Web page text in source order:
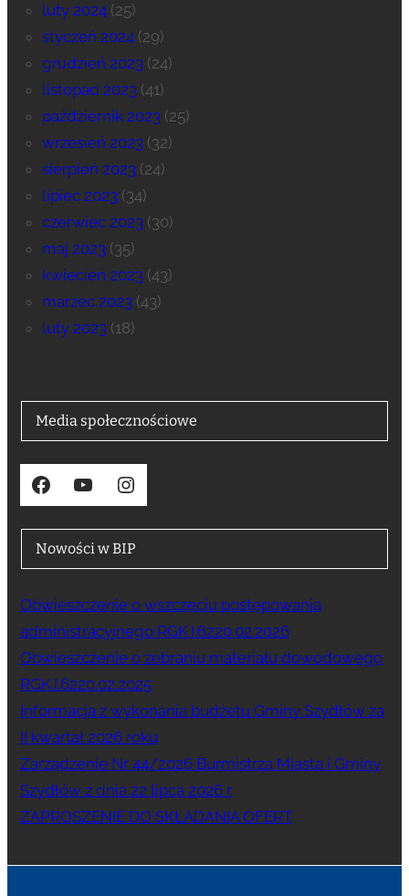
luty 2024(25)
styczeń 2024(29)
grudzień 2023 (24)
listopad 2023 (41)
październik 2023 (25)
wrzesień 2023 (32)
sierpień 2023 (24)
lipiec 2023 (34)
czerwiec 2023 (30)
maj 2023 (35)
kwiecień 2023 (43)
marzec 2023 (43)
luty 2023 (18)
Media społecznościowe
Facebook YouTube Instagram
Nowości w BIP
Obwieszczenie o wszczęciu postępowania
administracyjnego RGK.I.6220.02.2026
Obwieszczenie o zebraniu materiału dowodowego
RGK.I.6220.02.2025
Informacja z wykonania budżetu Gminy Szydłów za
II kwartał 2026 roku
Zarządzenie Nr 44/2026 Burmistrza Miasta i Gminy
Szydłów z dnia 22 lipca 2026 r.
ZAPROSZENIE DO SKŁADANIA OFERT